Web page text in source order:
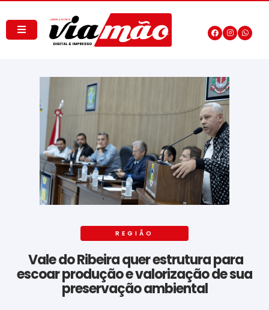
REGIÃO
Vale do Ribeira quer estrutura para
escoar produção e valorização de sua
preservação ambiental